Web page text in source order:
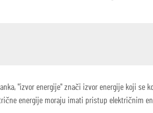
"izvor energije" znači izvor energije koji
energije moraju imati pristup električnim